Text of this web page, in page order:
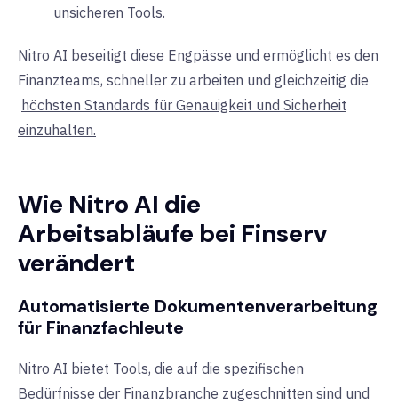
unsicheren Tools.
Nitro AI beseitigt diese Engpässe und ermöglicht es den
Finanzteams, schneller zu arbeiten und gleichzeitig die
höchsten Standards für Genauigkeit und Sicherheit
einzuhalten.
Wie Nitro AI die
Arbeitsabläufe bei Finserv
verändert
Automatisierte Dokumentenverarbeitung
für Finanzfachleute
Nitro AI bietet Tools, die auf die spezifischen
Bedürfnisse der Finanzbranche zugeschnitten sind und